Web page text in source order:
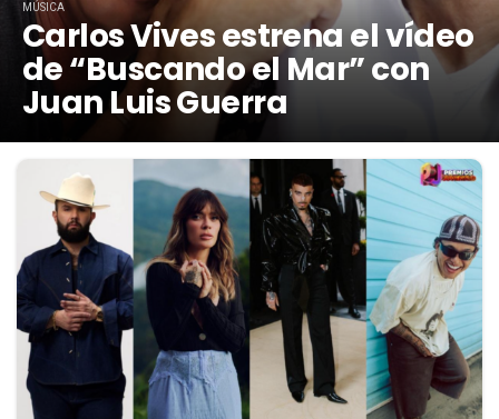
MÚSICA
Carlos Vives estrena el vídeo
de “Buscando el Mar” con
Juan Luis Guerra